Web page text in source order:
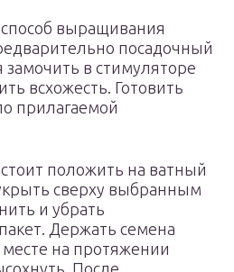
выращивания
посадочный
замочить в стимуляторе
всхожесть. Готовить
прилагаемой
положить на ватный
сверху выбранным
и убрать
Держать семена
на протяжении
После